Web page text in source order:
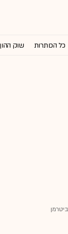
כל הכותרות שוק